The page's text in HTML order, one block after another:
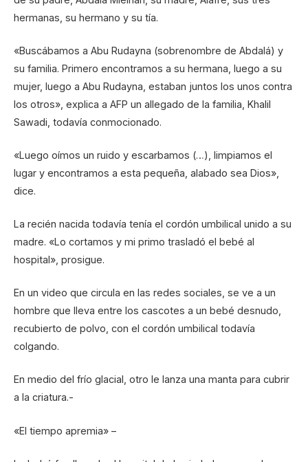
hermanas, su hermano y su tía.
«Buscábamos a Abu Rudayna (sobrenombre de Abdalá) y
su familia. Primero encontramos a su hermana, luego a su
mujer, luego a Abu Rudayna, estaban juntos los unos contra
los otros», explica a AFP un allegado de la familia, Khalil
Sawadi, todavía conmocionado.
«Luego oímos un ruido y escarbamos (…), limpiamos el
lugar y encontramos a esta pequeña, alabado sea Dios»,
dice.
La recién nacida todavía tenía el cordón umbilical unido a su
madre. «Lo cortamos y mi primo trasladó el bebé al
hospital», prosigue.
En un video que circula en las redes sociales, se ve a un
hombre que lleva entre los cascotes a un bebé desnudo,
recubierto de polvo, con el cordón umbilical todavía
colgando.
En medio del frío glacial, otro le lanza una manta para cubrir
a la criatura.-
«El tiempo apremia» –